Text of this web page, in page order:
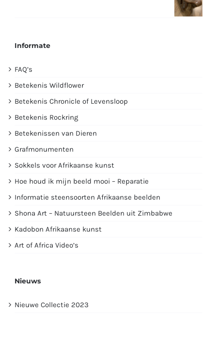
Informate
FAQ’s
Betekenis Wildflower
Betekenis Chronicle of Levensloop
Betekenis Rockring
Betekenissen van Dieren
Grafmonumenten
Sokkels voor Afrikaanse kunst
Hoe houd ik mijn beeld mooi – Reparatie
Informatie steensoorten Afrikaanse beelden
Shona Art – Natuursteen Beelden uit Zimbabwe
Kadobon Afrikaanse kunst
Art of Africa Video’s
Nieuws
Nieuwe Collectie 2023